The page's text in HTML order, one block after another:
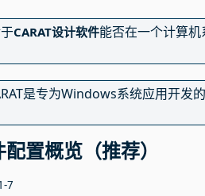
CARAT设计软件能否在一个计算
是专为Windows系统应用开发
置概览（推荐）
7